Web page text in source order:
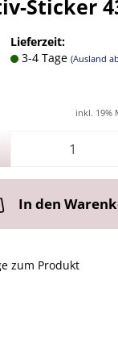
Sticker
Lieferzeit:
3-4 Tage (Ausland
inkl. 19%
In den
zum Produkt